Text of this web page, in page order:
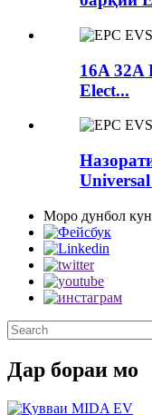
16A 32A
Elect...
Моро дунбол
Дар бораи мо